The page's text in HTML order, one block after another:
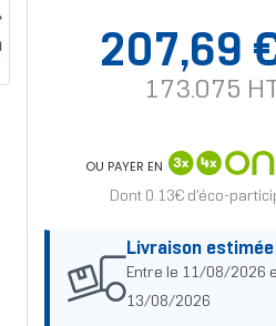
207,69
173.075 HT
OU PAYER EN
Dont 0.13€ d'éco-
Livraison estimée
Entre le 11/08/2026
13/08/2026